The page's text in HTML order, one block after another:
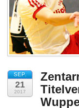
Impressum
SEP.
21
2017